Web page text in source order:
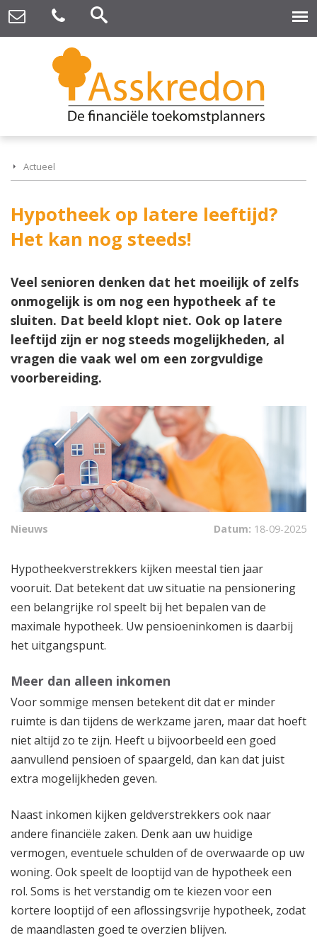
Actueel
Hypotheek op latere leeftijd?
Het kan nog steeds!
Veel senioren denken dat het moeilijk of zelfs
onmogelijk is om nog een hypotheek af te
sluiten. Dat beeld klopt niet. Ook op latere
leeftijd zijn er nog steeds mogelijkheden, al
vragen die vaak wel om een zorgvuldige
voorbereiding.
Nieuws Datum: 18-09-2025
Hypotheekverstrekkers kijken meestal tien jaar
vooruit. Dat betekent dat uw situatie na pensionering
een belangrijke rol speelt bij het bepalen van de
maximale hypotheek. Uw pensioeninkomen is daarbij
het uitgangspunt.
Meer dan alleen inkomen
Voor sommige mensen betekent dit dat er minder
ruimte is dan tijdens de werkzame jaren, maar dat hoeft
niet altijd zo te zijn. Heeft u bijvoorbeeld een goed
aanvullend pensioen of spaargeld, dan kan dat juist
extra mogelijkheden geven.
Naast inkomen kijken geldverstrekkers ook naar
andere financiële zaken. Denk aan uw huidige
vermogen, eventuele schulden of de overwaarde op uw
woning. Ook speelt de looptijd van de hypotheek een
rol. Soms is het verstandig om te kiezen voor een
kortere looptijd of een aflossingsvrije hypotheek, zodat
de maandlasten goed te overzien blijven.